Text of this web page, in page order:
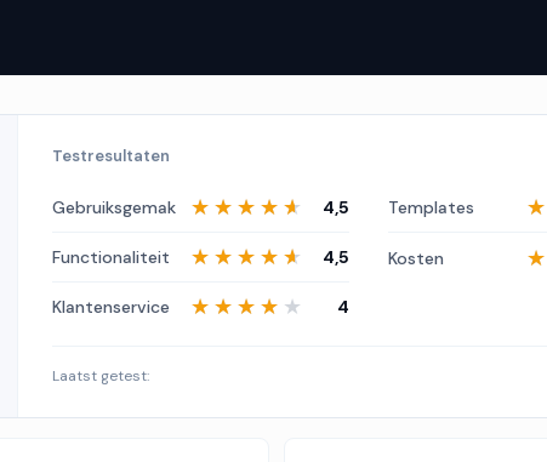
Testresultaten
Gebruiksgemak ★★★★★
★★★★★ 4,5 Templates
Functionaliteit ★★★★★
★★★★★ 4,5 Kosten
Klantenservice ★★★★★
★★★★★ 4
Laatst getest: